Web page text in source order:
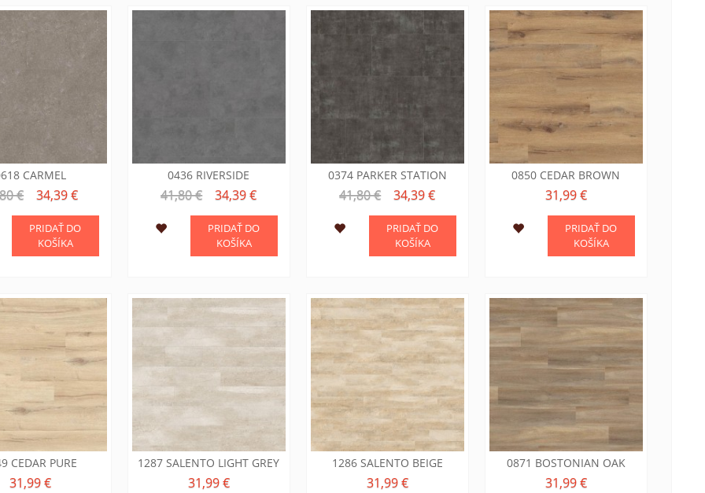
CARMEL
€ 34,39 €
PRIDAŤ DO
KOŠÍKA
0436 RIVERSIDE
41,80 € 34,39 €
PRIDAŤ DO
KOŠÍKA
0374 PARKER STATION
41,80 € 34,39 €
PRIDAŤ DO
KOŠÍKA
0850 CEDAR BROWN
31,99 €
PRIDAŤ DO
KOŠÍKA
CEDAR PURE
31,99 €
1287 SALENTO LIGHT GREY
31,99 €
1286 SALENTO BEIGE
31,99 €
0871 BOSTONIAN OAK
31,99 €